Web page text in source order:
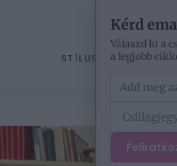
STÍLUS
Kérd
Válaszd ki a
a legjobb